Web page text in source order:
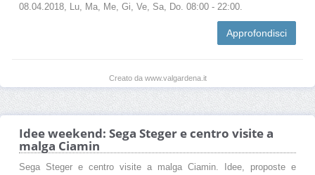
08.04.2018, Lu, Ma, Me, Gi, Ve, Sa, Do. 08:00 - 22:00.
Approfondisci
Creato da www.valgardena.it
Idee weekend: Sega Steger e centro visite a
malga Ciamin
Sega Steger e centro visite a malga Ciamin. Idee, proposte e